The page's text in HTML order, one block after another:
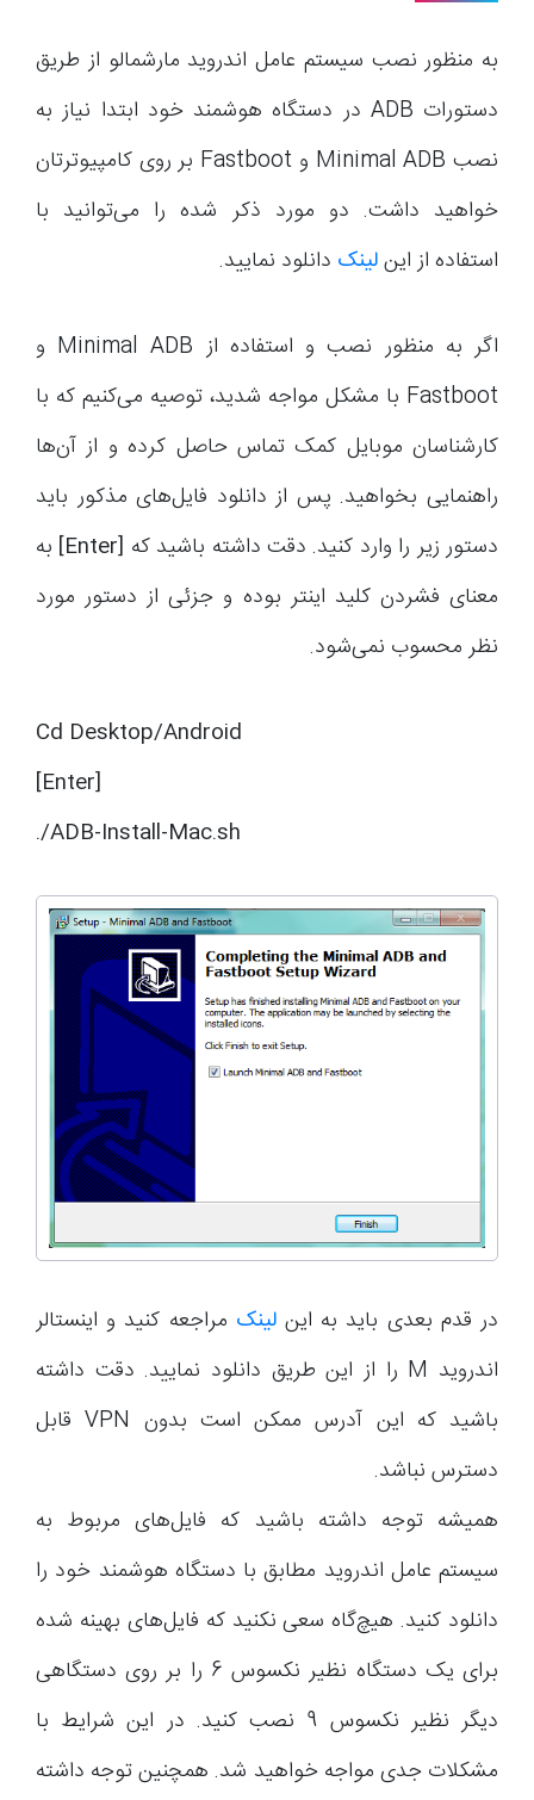
به منظور نصب سیستم عامل اندروید مارشمالو از طریق
دستورات ADB در دستگاه هوشمند خود ابتدا نیاز به
نصب Minimal ADB و Fastboot بر روی کامپیوترتان
خواهید داشت. دو مورد ذکر شده را می‌توانید با
استفاده از اینلینک‌ دانلود نمایید.
اگر به منظور نصب و استفاده از Minimal ADB و
Fastboot با مشکل مواجه شدید، توصیه می‌کنیم که با
کارشناسان موبایل کمک تماس حاصل کرده و از آن‌ها
راهنمایی بخواهید. پس از دانلود فایل‌های مذکور باید
دستور زیر را وارد کنید. دقت داشته باشید که [Enter]
به
معنای فشردن کلید اینتر بوده و جزئی از دستور مورد
نظر محسوب نمی‌شود.
Cd Desktop/Android
[Enter]
./ADB-Install-Mac.sh
در قدم بعدی باید به اینلینک مراجعه کنید و اینستالر
اندروید M را از این طریق دانلود نمایید. دقت داشته
باشید که این آدرس ممکن است بدون VPN قابل
دسترس نباشد.
همیشه توجه داشته باشید که فایل‌های مربوط به
سیستم عامل اندروید مطابق با دستگاه هوشمند خود را
دانلود کنید. هیچ‌گاه سعی نکنید که فایل‌های بهینه شده
برای یک دستگاه نظیر نکسوس 6 را بر روی دستگاهی
دیگر نظیر نکسوس 9 نصب کنید. در این شرایط با
مشکلات جدی مواجه خواهید شد. همچنین توجه داشته